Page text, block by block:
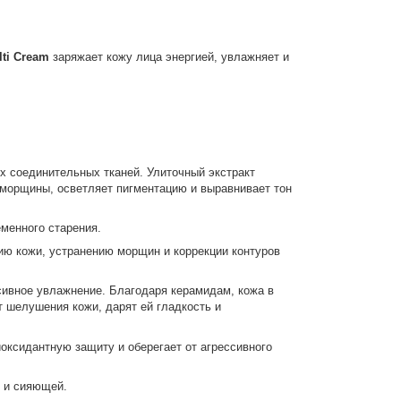
Cream заряжает кожу лица энергией, увлажняет и
тканей. Улиточный экстракт
осветляет пигментацию и выравнивает тон
старения.
кожи, устранению морщин и коррекции контуров
увлажнение. Благодаря керамидам, кожа в
кожи, дарят ей гладкость и
защиту и оберегает от агрессивного
и сияющей.